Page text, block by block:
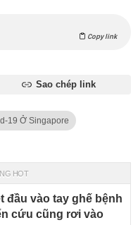
Copy link
Sao chép link
19 Ở Singapore
HOT
đầu vào tay ghế bệnh
cứu cũng rơi vào